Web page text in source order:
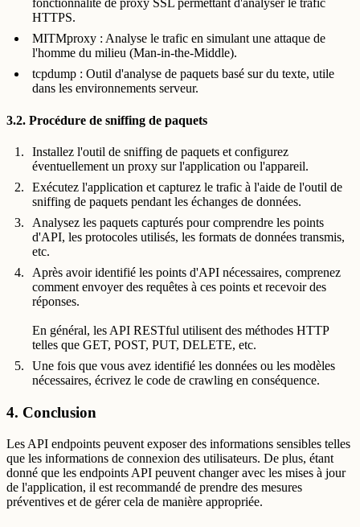
fonctionnalité de proxy SSL permettant d'analyser le trafic
HTTPS.
MITMproxy : Analyse le trafic en simulant une attaque de
l'homme du milieu (Man-in-the-Middle).
tcpdump : Outil d'analyse de paquets basé sur du texte, utile
dans les environnements serveur.
3.2. Procédure de sniffing de paquets
Installez l'outil de sniffing de paquets et configurez
éventuellement un proxy sur l'application ou l'appareil.
Exécutez l'application et capturez le trafic à l'aide de l'outil de
sniffing de paquets pendant les échanges de données.
Analysez les paquets capturés pour comprendre les points
d'API, les protocoles utilisés, les formats de données transmis,
etc.
Après avoir identifié les points d'API nécessaires, comprenez
comment envoyer des requêtes à ces points et recevoir des
réponses.
En général, les API RESTful utilisent des méthodes HTTP
telles que GET, POST, PUT, DELETE, etc.
Une fois que vous avez identifié les données ou les modèles
nécessaires, écrivez le code de crawling en conséquence.
4. Conclusion
Les API endpoints peuvent exposer des informations sensibles telles
que les informations de connexion des utilisateurs. De plus, étant
donné que les endpoints API peuvent changer avec les mises à jour
de l'application, il est recommandé de prendre des mesures
préventives et de gérer cela de manière appropriée.